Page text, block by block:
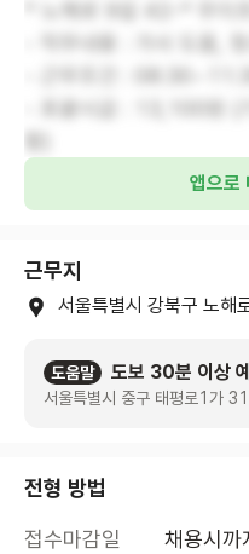
앱으로
근무지
서울특별시 강북구 노해
도움말 도보 30분 이상
서울특별시 중구 태평로1가
전형 방법
접수마감일
채용시까